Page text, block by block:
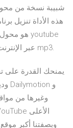
هذه الأداة تنزيل
عبر الإنترنت مجاني وغير محدود لتحويل مقاطع الفيديو إلى mp3.
وبصفتنا أكبر